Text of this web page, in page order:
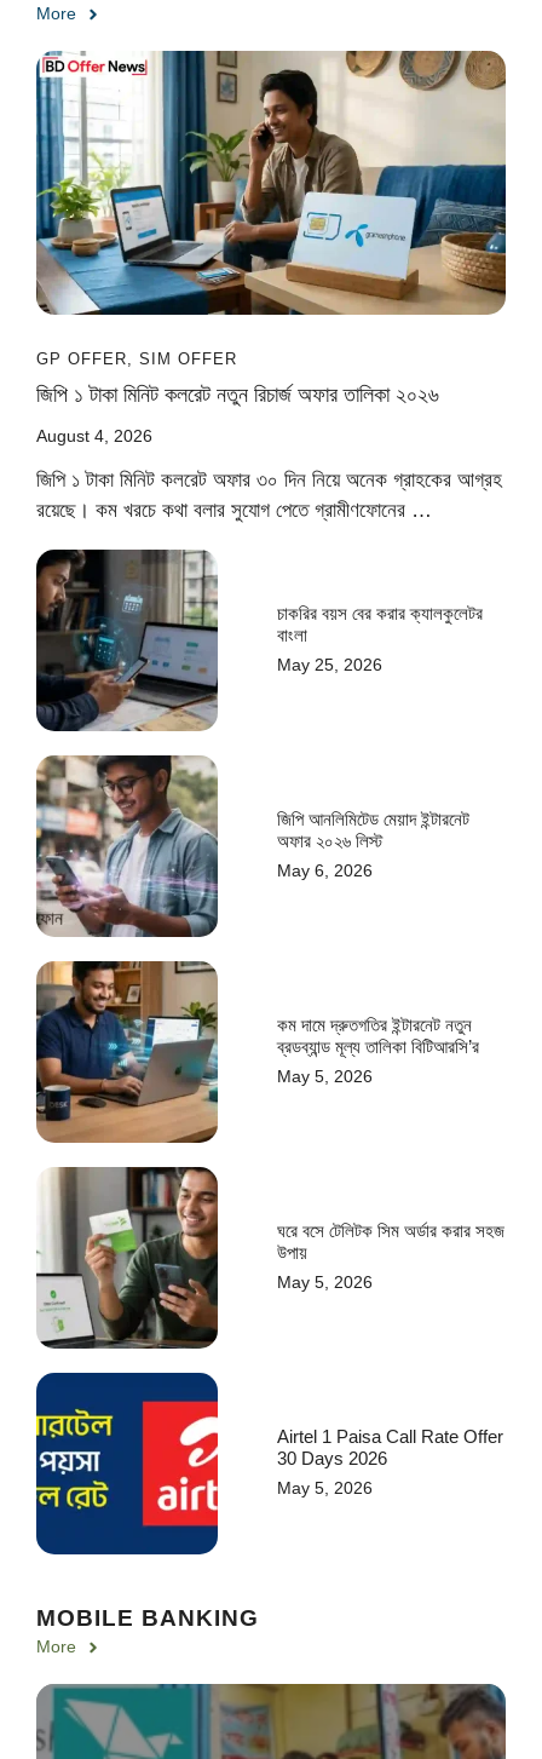
More
GP OFFER, SIM OFFER
জিপি ১ টাকা মিনিট কলরেট নতুন রিচার্জ অফার তালিকা ২০২৬
August 4, 2026
জিপি ১ টাকা মিনিট কলরেট অফার ৩০ দিন নিয়ে অনেক গ্রাহকের আগ্রহ
রয়েছে। কম খরচে কথা বলার সুযোগ পেতে গ্রামীণফোনের …
চাকরির বয়স বের করার ক্যালকুলেটর
বাংলা
May 25, 2026
জিপি আনলিমিটেড মেয়াদ ইন্টারনেট
অফার ২০২৬ লিস্ট
May 6, 2026
কম দামে দ্রুতগতির ইন্টারনেট নতুন
ব্রডব্যান্ড মূল্য তালিকা বিটিআরসি’র
May 5, 2026
ঘরে বসে টেলিটক সিম অর্ডার করার সহজ
উপায়
May 5, 2026
Airtel 1 Paisa Call Rate Offer
30 Days 2026
May 5, 2026
MOBILE BANKING
More